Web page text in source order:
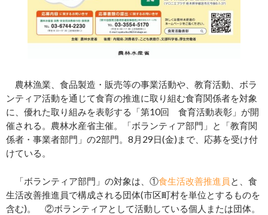
農林漁業、食品製造・販売等の事業活動や、教育活動、ボラ
ンティア活動を通じて食育の推進に取り組む食育関係者を対象
に、優れた取り組みを表彰する「第10回 食育活動表彰」が開
催される。農林水産省主催。「ボランティア部門」と「教育関
係者・事業者部門」の2部門。8月29日(金)まで、応募を受け付
けている。
「ボランティア部門」の対象は、①食生活改善推進員 と、食
生活改善推進員で構成される団体(市区町村を単位とするものを
含む)。 ②ボランティアとして活動している個人または団体。